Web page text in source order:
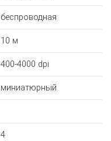
беспроводная
10 м
400-4000 dpi
миниатюрный
4